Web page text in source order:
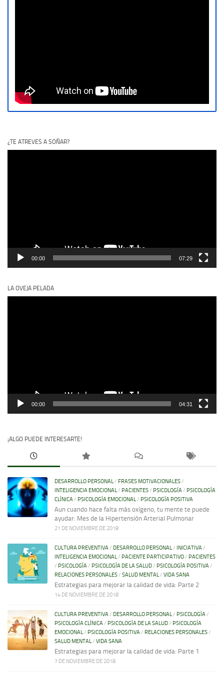
¿TE ATREVES A SOÑAR?
00:00 07:29
LA OVEJA PELADA
00:00 04:31
¡ALGO PUEDE INTERESARTE!
DESARROLLO PERSONAL/ FRASES MOTIVACIONALES/
INTELIGENCIA EMOCIONAL/ PACIENTES/ PSICOLOGÍA/ PSICOLOGÍA
CLÍNICA/ PSICOLOGÍA EMOCIONAL/ PSICOLOGÍA POSITIVA
Aun cuando hace falta más oxígeno, tu mente te puede
ayudar: Mes de la Hipertensión Arterial Pulmonar
21 DE NOVIEMBRE DE 2018
CULTURA PREVENTIVA/ DESARROLLO PERSONAL/ INICIATIVA/
INTELIGENCIA EMOCIONAL/ PACIENTE PARTICIPATIVO/ PACIENTES
/ PSICOLOGÍA/ PSICOLOGÍA DE LA SALUD/ PSICOLOGÍA POSITIVA/
RELACIONES PERSONALES/ SALUD MENTAL/ VIDA SANA
Estrategias para mejorar la calidad de vida: Parte 2
14 DE NOVIEMBRE DE 2018
CULTURA PREVENTIVA/ DESARROLLO PERSONAL/ PSICOLOGÍA/
PSICOLOGÍA CLÍNICA/ PSICOLOGÍA DE LA SALUD/ PSICOLOGÍA
EMOCIONAL/ PSICOLOGÍA POSITIVA/ RELACIONES PERSONALES/
SALUD MENTAL/ VIDA SANA
Estrategias para mejorar la calidad de vida: Parte 1
7 DE NOVIEMBRE DE 2018